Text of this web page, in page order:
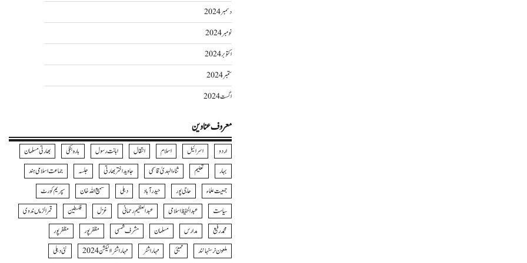
دسمبر 2024
نومبر 2024
اکتوبر 2024
ستمبر 2024
اگست 2024
معروف عناوین
اردو اسرائیل اسلام انتقال اہانت رسول بارہ بنکی
بھارتی مسلمان
بہار
تعلیم ثناءالہدیٰ قاسمی جاوید اختر بھارتی جلسہ
جماعت اسلامی ہند
جمعیت علماء
حاجی پور حیدرآباد دہلی سمیع اللہ خان
سپریم کورٹ
سیاست
عبدالحفیظ اسلامی عبدالعظیم رحمانی غزل فلسطین
قمرالزماں ندوی
محمد رفیع
مدارس مسلمان مشرف شمسی مظفر پور
مظفرپور
ملعون نرسنہا نند
ممبئی مہاراشٹر مہاراشٹرا الیکشن 2024
نئی دہلی